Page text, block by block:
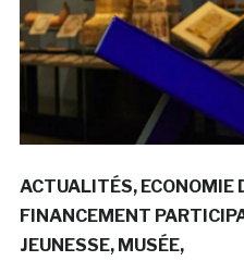
ACTUALITÉS ECONOMIE
FINANCEMENT
JEUNESSE MUSÉE